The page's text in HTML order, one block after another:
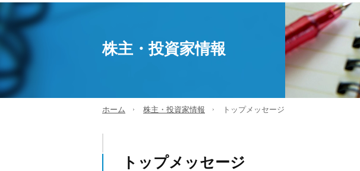
株主・投資家情報
ホーム 株主・投資家情報 トップメッセージ
トップメッセージ